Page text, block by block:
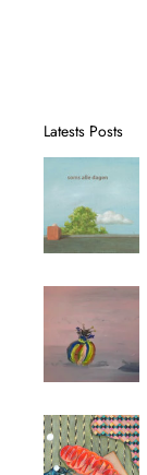
Latests Posts